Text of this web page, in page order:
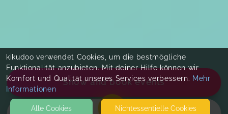
Show and book events
kikudoo verwendet Cookies, um die bestmögliche
Funktionalität anzubieten. Mit deiner Hilfe können wir
Komfort und Qualität unseres Services verbessern. Mehr
Informationen
Alle Cookies
Nicht­essentielle Cookies